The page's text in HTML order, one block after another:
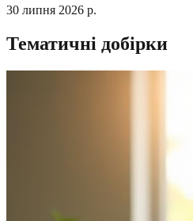
30 липня 2026 р.
Тематичні добірки